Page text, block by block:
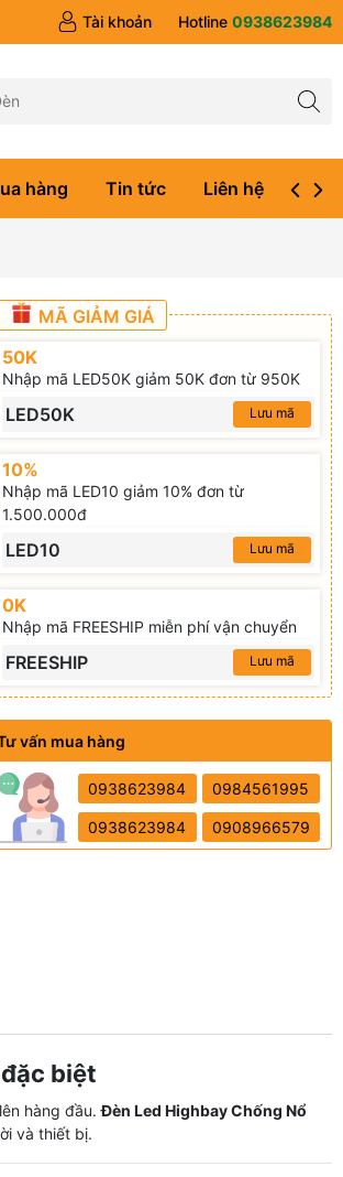
Tài khoản Hotline 0938623984
hàng Tin tức Liên hệ
MÃ GIẢM GIÁ
50K
Nhập mã LED50K giảm 50K đơn từ 950K
LED50K Lưu mã
10%
Nhập mã LED10 giảm 10% đơn từ
1.500.000đ
LED10 Lưu mã
0K
Nhập mã FREESHIP miễn phí vận chuyển
FREESHIP Lưu mã
vấn mua hàng
0938623984 0984561995
0938623984 0908966579
biệt
hàng đầu.Đèn Led Highbay Chống Nổ
và thiết bị.